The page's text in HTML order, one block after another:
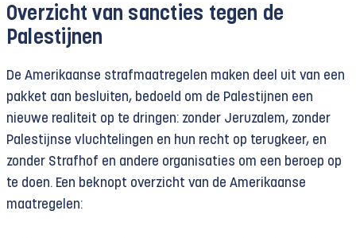
Overzicht van sancties tegen de
Palestijnen
De Amerikaanse strafmaatregelen maken deel uit van een
pakket aan besluiten, bedoeld om de Palestijnen een
nieuwe realiteit op te dringen: zonder Jeruzalem, zonder
Palestijnse vluchtelingen en hun recht op terugkeer, en
zonder Strafhof en andere organisaties om een beroep op
te doen. Een beknopt overzicht van de Amerikaanse
maatregelen: